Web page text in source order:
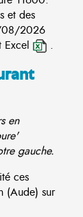
et des
08/2026
Excel .
en
gauche.
ces
(Aude) sur